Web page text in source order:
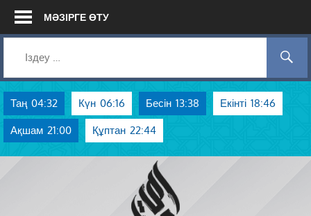
Skip
МӘЗІРГЕ ӨТУ
Таң 04:32 Күн 06:16 Бесін 13:38 Екінті 18:46
Ақшам 21:00 Құптан 22:44